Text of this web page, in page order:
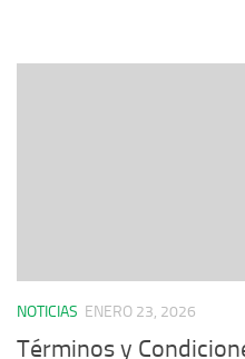
NOTICIAS ENERO 23, 2026
Términos y